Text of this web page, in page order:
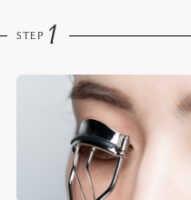
STEP 1